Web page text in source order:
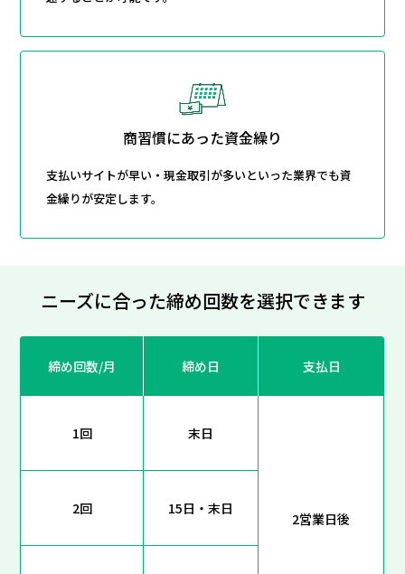
商習慣にあった資金繰り
支払いサイトが早い・現金取引が多いといった業界でも資
金繰りが安定します。
ニーズに合った締め回数を選択できます
締め回数/月 締め日 支払日
1回 末日
2営業日後
2回 15日・末日